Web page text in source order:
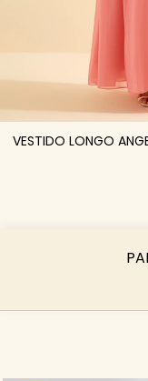
VESTIDO LONGO